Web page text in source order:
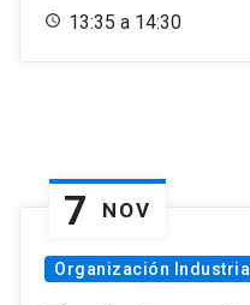
13:35 a 14:30
7 NOV
Organización Industrial